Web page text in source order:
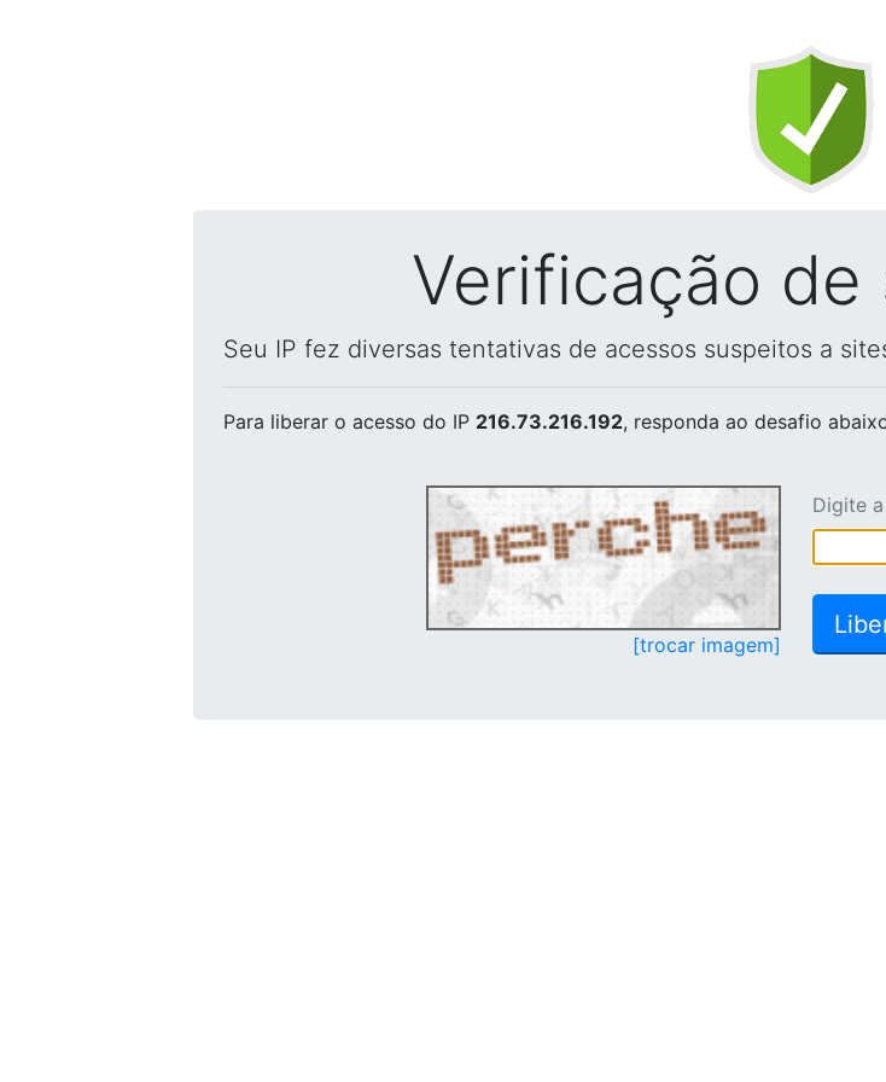
Verificação de
Seu IP fez diversas tentativas de acessos suspeitos a
Para liberar o acesso do IP 216.73.216.192, responda ao desafio
[trocar imagem]
Digite